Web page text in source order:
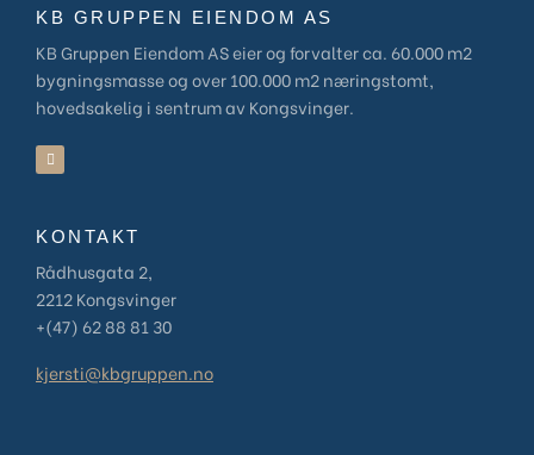
KB GRUPPEN EIENDOM AS
KB Gruppen Eiendom AS eier og forvalter ca. 60.000 m2
bygningsmasse og over 100.000 m2 næringstomt,
hovedsakelig i sentrum av Kongsvinger.
KONTAKT
Rådhusgata 2,
2212 Kongsvinger
+(47) 62 88 81 30
kjersti@kbgruppen.no